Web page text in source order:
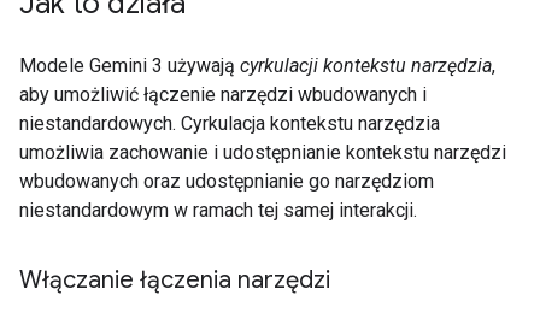
Modele Gemini 3 używają cyrkulacji kontekstu narzędzia,
aby umożliwić łączenie narzędzi wbudowanych i
niestandardowych. Cyrkulacja kontekstu narzędzia
umożliwia zachowanie i udostępnianie kontekstu narzędzi
wbudowanych oraz udostępnianie go narzędziom
niestandardowym w ramach tej samej interakcji.
Włączanie łączenia narzędzi